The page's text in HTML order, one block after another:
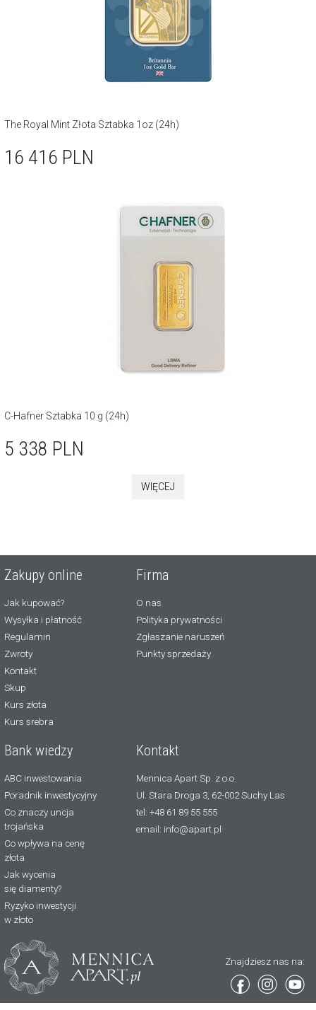
The Royal Mint Złota Sztabka 1oz (24h)
16 416 PLN
C-Hafner Sztabka 10 g (24h)
5 338 PLN
WIĘCEJ
Zakupy online
Jak kupować?
Wysyłka i płatność
Regulamin
Zwroty
Kontakt
Skup
Kurs złota
Kurs srebra
Firma
O nas
Polityka prywatności
Zgłaszanie naruszeń
Punkty sprzedaży
Bank wiedzy
ABC inwestowania
Poradnik inwestycyjny
Co znaczy uncja
trojańska
Co wpływa na cenę
złota
Jak wycenia
się diamenty?
Ryzyko inwestycji
w złoto
Kontakt
Mennica Apart Sp. z o.o.
Ul. Stara Droga 3, 62-002 Suchy Las
tel: +48 61 89 55 555
email: info@apart.pl
Znajdziesz nas na: